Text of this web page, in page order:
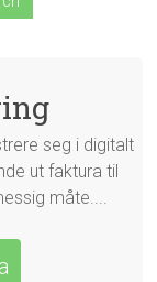
seg i digitalt
ut faktura til
måte....